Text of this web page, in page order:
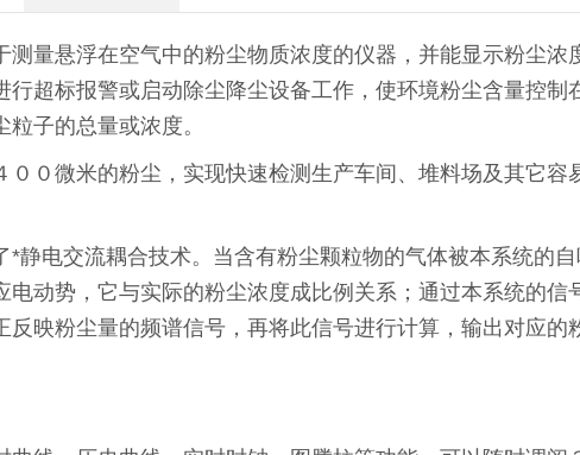
测量悬浮在空气中的粉尘物质浓度的仪器，并能显示粉尘浓
超标报警或启动除尘降尘设备工作，使环境粉尘含量控制
尘粒子的总量或浓度。
０微米的粉尘，实现快速检测生产车间、堆料场及其它容
*静电交流耦合技术。当含有粉尘颗粒物的气体被本系统的
动势，它与实际的粉尘浓度成比例关系；通过本系统的信
映粉尘量的频谱信号，再将此信号进行计算，输出对应的